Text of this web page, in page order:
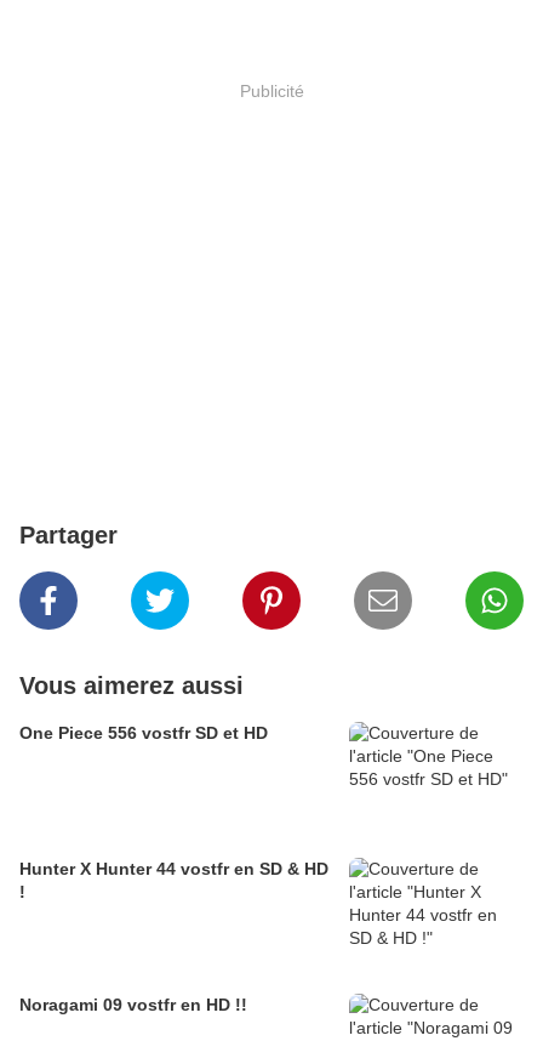
Publicité
Partager
Vous aimerez aussi
One Piece 556 vostfr SD et HD
Hunter X Hunter 44 vostfr en SD & HD
!
Noragami 09 vostfr en HD !!